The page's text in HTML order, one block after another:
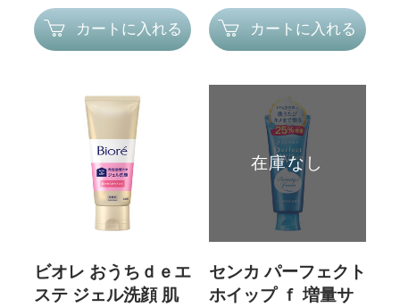
カートに入れる カートに入れる
ビオレ おうちｄｅエ
ステ ジェル洗顔 肌
在庫なし
センカ パーフェクト
ホイップ ｆ 増量サ